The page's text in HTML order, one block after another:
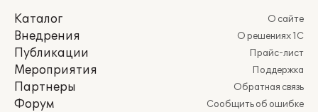
Каталог
Внедрения
Публикации
Мероприятия
Партнеры
Форум
О сайте
О решениях 1С
Прайс-лист
Поддержка
Обратная связь
Сообщить об ошибке